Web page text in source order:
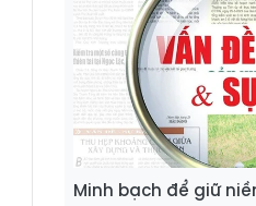
Minh bạch để giữ